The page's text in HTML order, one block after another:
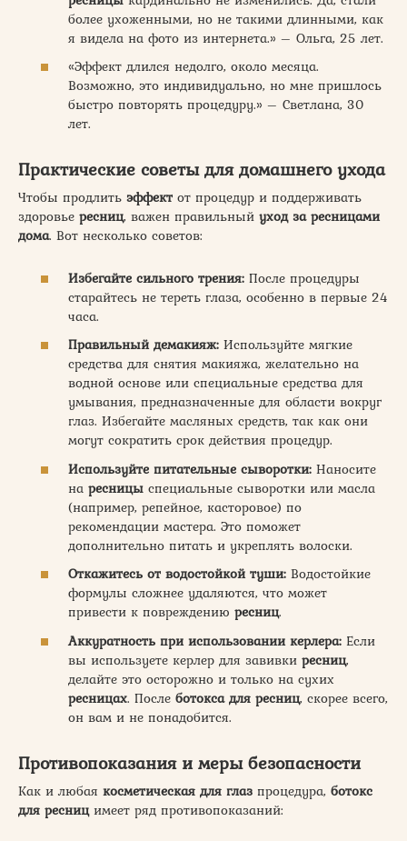
более ухоженными, но не такими длинными, как
я видела на фото из интернета.» – Ольга, 25 лет.
«Эффект длился недолго, около месяца.
Возможно, это индивидуально, но мне пришлось
быстро повторять процедуру.» – Светлана, 30
лет.
Практические советы для домашнего ухода
Чтобы продлить эффект от процедур и поддерживать
здоровье ресниц, важен правильный уход за ресницами
дома. Вот несколько советов:
Избегайте сильного трения: После процедуры
старайтесь не тереть глаза, особенно в первые 24
часа.
Правильный демакияж: Используйте мягкие
средства для снятия макияжа, желательно на
водной основе или специальные средства для
умывания, предназначенные для области вокруг
глаз. Избегайте масляных средств, так как они
могут сократить срок действия процедур.
Используйте питательные сыворотки: Наносите
на ресницы специальные сыворотки или масла
(например, репейное, касторовое) по
рекомендации мастера. Это поможет
дополнительно питать и укреплять волоски.
Откажитесь от водостойкой туши: Водостойкие
формулы сложнее удаляются, что может
привести к повреждению ресниц.
Аккуратность при использовании керлера: Если
вы используете керлер для завивки ресниц,
делайте это осторожно и только на сухих
ресницах. После ботокса для ресниц, скорее всего,
он вам и не понадобится.
Противопоказания и меры безопасности
Как и любая косметическая для глаз процедура, ботокс
для ресницимеет ряд противопоказаний: